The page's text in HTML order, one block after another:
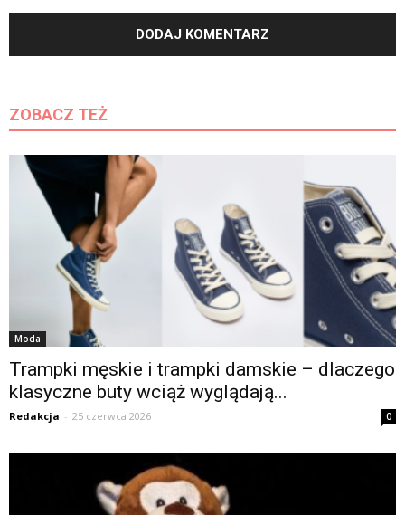
ZOBACZ TEŻ
Moda
Trampki męskie i trampki damskie – dlaczego
klasyczne buty wciąż wyglądają...
Redakcja - 25 czerwca 2026 0